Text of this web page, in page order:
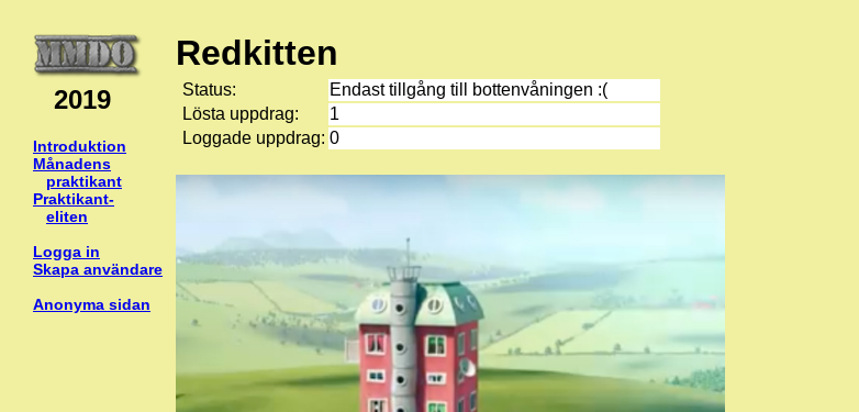
2019
Introduktion
Månadens
praktikant
Praktikant-
eliten
Logga in
Skapa användare
Anonyma sidan
Redkitten
Status:
Endast tillgång till bottenvåningen :(
Lösta uppdrag:
1
Loggade uppdrag: 0